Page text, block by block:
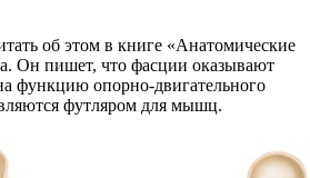
об этом в книге «Анатомические
Он пишет, что фасции оказывают
функцию опорно-двигательного
футляром для мышц.